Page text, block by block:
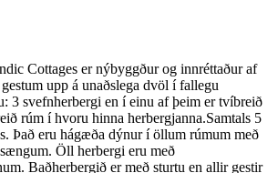
Cottages er nýbyggður og innréttaður af
upp á unaðslega dvöl í fallegu
3 svefnherbergi en í einu af þeim er tvíbreið
rúm í hvoru hinna herbergjanna.Samtals 5
Það eru hágæða dýnur í öllum rúmum með
Öll herbergi eru með
Baðherbergið er með sturtu en allir gestir